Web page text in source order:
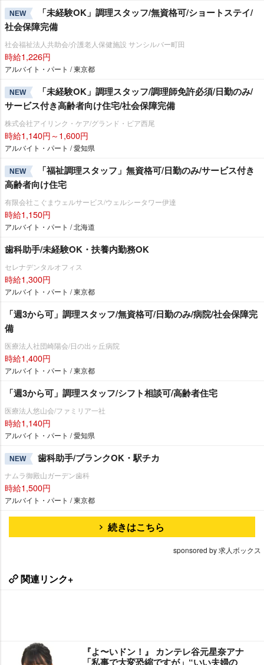
NEW
「未経験OK」調理スタッフ/無資格可/ショートステイ/
社会保障完備
社会福祉法人共助会/介護老人保健施設 サンシルバー町田
時給1,226円
アルバイト・パート / 東京都
NEW
「未経験OK」調理スタッフ/調理師免許必須/日勤のみ/
サービス付き高齢者向け住宅/社会保障完備
株式会社アイリンク・ケア/グランド・ピア西尾
時給1,140円～1,600円
アルバイト・パート / 愛知県
NEW
「福祉調理スタッフ」無資格可/日勤のみ/サービス付き
高齢者向け住宅
有限会社こぐまウェルサービス/ウェルシータワー伊達
時給1,150円
アルバイト・パート / 北海道
歯科助手/未経験OK・扶養内勤務OK
セレナデンタルオフィス
時給1,300円
アルバイト・パート / 東京都
「週3から可」調理スタッフ/無資格可/日勤のみ/病院/社会保障完
備
医療法人社団崎陽会/日の出ヶ丘病院
時給1,400円
アルバイト・パート / 東京都
「週3から可」調理スタッフ/シフト相談可/高齢者住宅
医療法人悠山会/ファミリア一社
時給1,140円
アルバイト・パート / 愛知県
NEW 歯科助手/ブランクOK・駅チカ
ナムラ御殿山ガーデン歯科
時給1,500円
アルバイト・パート / 東京都
続きはこちら
sponsored by 求人ボックス
関連リンク+
『よ〜いドン！』 カンテレ谷元星奈アナ
「私事で大変恐縮ですが」“いい夫婦の